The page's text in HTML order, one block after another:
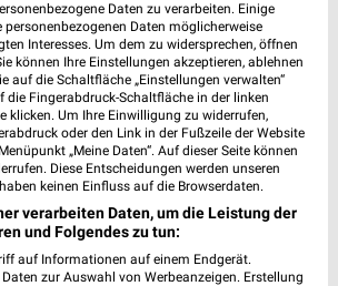
Prospekt für Cloppenburg
bis 15. Aug.
erstellen
PROSPEKT BLÄTTERN
MEHR PROSPEKTE
Daten zu verarbeiten. Einige
personenbezogenen Daten möglicherweise
Interesses. Um dem zu widersprechen, öffnen
können Ihre Einstellungen akzeptieren, ablehnen
auf die Schaltfläche „Einstellungen verwalten“
die Fingerabdruck-Schaltfläche in der linken
klicken. Um Ihre Einwilligung zu widerrufen,
oder den Link in der Fußzeile der Website
„Meine Daten“. Auf dieser Seite können
Diese Entscheidungen werden unseren
keinen Einfluss auf die Browserdaten.
verarbeiten Daten, um die Leistung der
und Folgendes zu tun:
auf Informationen auf einem Endgerät.
zur Auswahl von Werbeanzeigen. Erstellung